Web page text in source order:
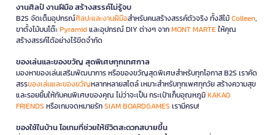
งานศิลป์ งานฝีมือ สร้างสรรค์ไม่รู้จบ
B2S จัดเต็มอุปกรณ์ศิลปะและงานฝีมือสำหรับคนสร้างสรรค์ตัวจริง ทั้งสีไม้Colleen,
ขาตั้งไม้บนโต๊ะPyramidและอุปกรณ์ DIY ต่างๆ จากMONT MARTEให้คุณ
สร้างสรรค์ได้อย่างไร้ขีดจำกัด
ของเล่นและของขวัญ สุดพิเศษทุกเทศกาล
มองหาของเล่นเสริมพัฒนาการ หรือของขวัญสุดพิเศษสำหรับทุกโอกาส B2S เราคัด
สรรของเล่นและของขวัญหลากหลายสไตล์ เหมาะสำหรับทุกเพศทุกวัย สร้างความสุข
และรอยยิ้มให้กับคนพิเศษของคุณ ไม่ว่าจะเป็น กระเป๋าเก็บอุณหภูมิKAKAO
FRIENDS หรือเกมจดหมายรักSIAM BOARDGAMES เรามีครบ!
ของใช้ในบ้าน ไอเทมที่ช่วยให้ชีวิตสะดวกสบายขึ้น